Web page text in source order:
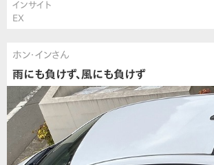
インサイト
EX
ホン・インさん
雨にも負けず、風にも負けず